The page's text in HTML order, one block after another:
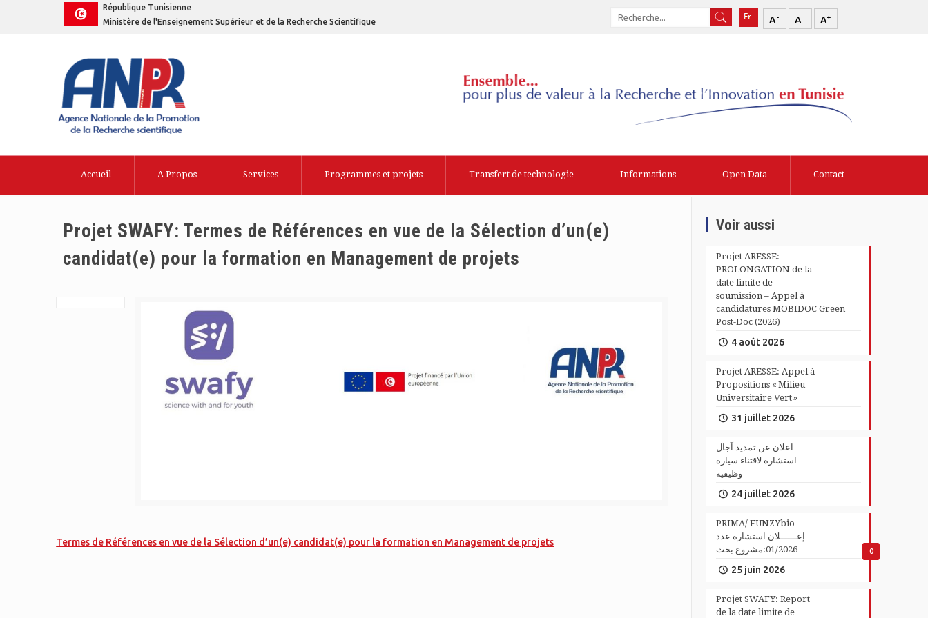
République Tunisienne
Ministère de l'Enseignement Supérieur et de la Recherche Scientifique
A- A A+
Accueil A Propos Services Programmes et projets Transfert de technologie Informations Open Data Contact
Projet SWAFY: Termes de Références en vue de la Sélection d’un(e)
candidat(e) pour la formation en Management de projets
Termes de Références en vue de la Sélection d’un(e) candidat(e) pour la formation en Management de projets
Voir aussi
Projet ARESSE:
PROLONGATION de la
date limite de
soumission – Appel à
candidatures MOBIDOC Green
Post-Doc (2026)
4 août 2026
Projet ARESSE: Appel à
Propositions « Milieu
Universitaire Vert »
31 juillet 2026
اعلان عن تمديد آجال
استشارة لاقتناء سيارة
وظيفية
24 juillet 2026
0
PRIMA/ FUNZYbio
إعــــــلان استشارة عدد
01/2026:مشروع بحث
25 juin 2026
Projet SWAFY: Report
de la date limite de